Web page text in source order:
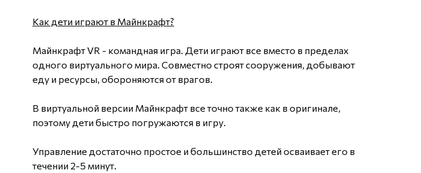
Как дети играют в Майнкрафт?
Майнкрафт VR - командная игра. Дети играют все вместо в пределах
одного виртуального мира. Совместно строят сооружения, добывают
еду и ресурсы, обороняются от врагов.
В виртуальной версии Майнкрафт все точно также как в оригинале,
поэтому дети быстро погружаются в игру.
Управление достаточно простое и большинство детей осваивает его в
течении 2-5 минут.